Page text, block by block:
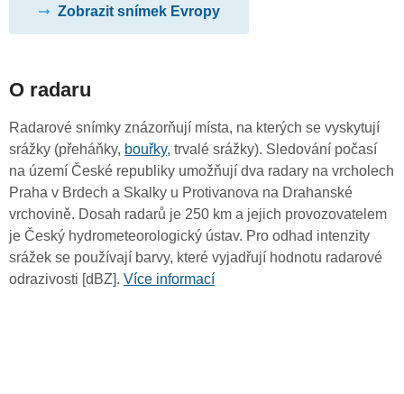
Zobrazit snímek Evropy
O radaru
Radarové snímky znázorňují místa, na kterých se vyskytují
srážky (přeháňky, bouřky, trvalé srážky). Sledování počasí
na území České republiky umožňují dva radary na vrcholech
Praha v Brdech a Skalky u Protivanova na Drahanské
vrchovině. Dosah radarů je 250 km a jejich provozovatelem
je Český hydrometeorologický ústav. Pro odhad intenzity
srážek se používají barvy, které vyjadřují hodnotu radarové
odrazivosti [dBZ]. Více informací